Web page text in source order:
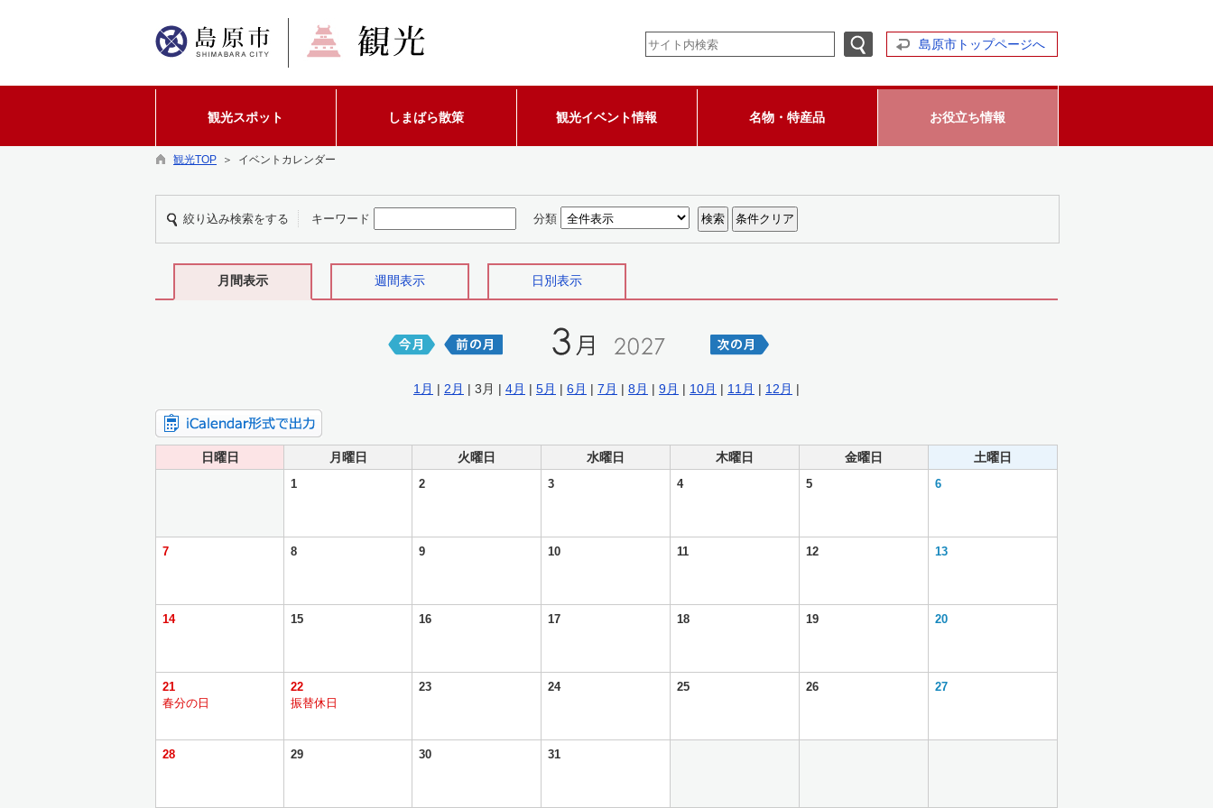
島原市トップページへ
観光スポット しまばら散策 観光イベント情報 名物・特産品 お役立ち情報
観光TOP ＞ イベントカレンダー
絞り込み検索をする キーワード 分類
月間表示 週間表示 日別表示
1月 | 2月 | 3月 | 4月 | 5月 | 6月 | 7月 | 8月 | 9月 | 10月 | 11月 | 12月 |
日曜日 月曜日 火曜日 水曜日 木曜日 金曜日 土曜日
1 2 3 4 5 6
7 8 9 10 11 12 13
14 15 16 17 18 19 20
21
春分の日
22
振替休日
23 24 25 26 27
28 29 30 31